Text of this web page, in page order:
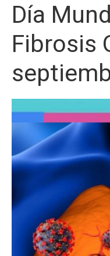
Día
Fibrosis